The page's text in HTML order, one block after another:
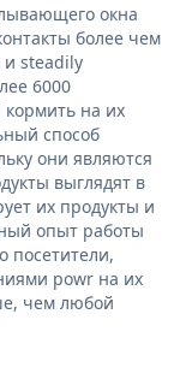
окна
более чем
и steadily
6000
на их
способ
они являются
выглядят в
их продукты и
опыт работы
посетители,
powr на их
чем любой